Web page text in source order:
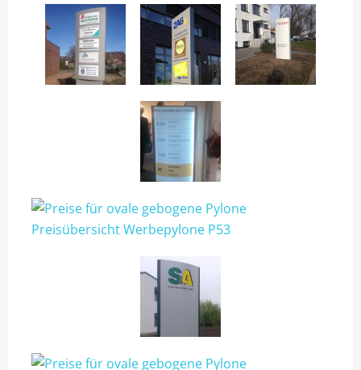
UNSER BONUS-RABATTPROGRAMM
PYLONE
LEASING
PYLONE B200CM
PYLONE B250CM
PYLONE B100CM BELEUCHTET
PYLONE B125CM BELEUCHTET
PYLONE B150CM BELEUCHTET